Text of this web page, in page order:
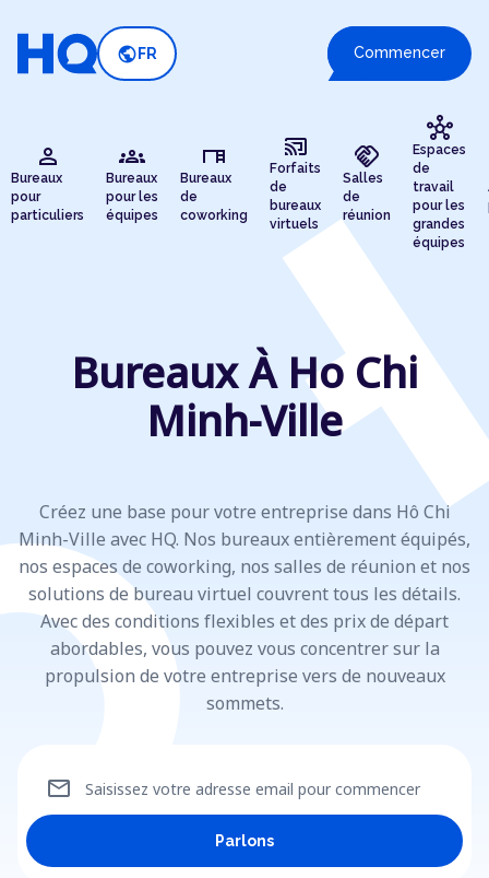
public FR Commencer
person
Bureaux
pour
particuliers
groups
Bureaux
pour les
équipes
desk
Bureaux
de
coworking
cast_connected
Forfaits
de
bureaux
virtuels
handshake
Salles
de
réunion
hub
Espaces
de
travail
pour les
grandes
équipes
Bureaux À Ho Chi
Minh-Ville
Créez une base pour votre entreprise dans Hô Chi
Minh-Ville avec HQ. Nos bureaux entièrement équipés,
nos espaces de coworking, nos salles de réunion et nos
solutions de bureau virtuel couvrent tous les détails.
Avec des conditions flexibles et des prix de départ
abordables, vous pouvez vous concentrer sur la
propulsion de votre entreprise vers de nouveaux
sommets.
Saisissez votre adresse email pour commencer
mail
Parlons